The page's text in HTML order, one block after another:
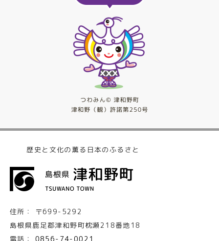
歴史と文化の薫る日本のふるさと
住所：
〒699-5292
島根県鹿足郡津和野町枕瀬218番地18
電話：
0856-74-0021